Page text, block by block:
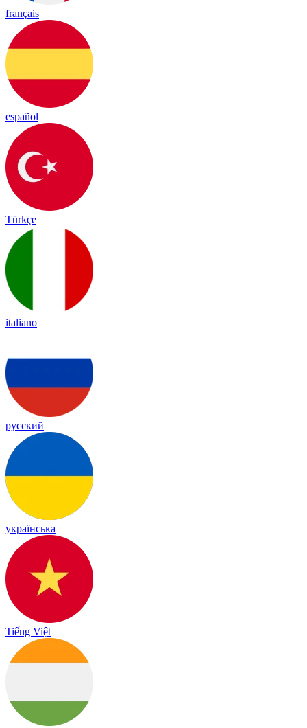
français
español
Türkçe
italiano
русский
українська
Tiếng Việt